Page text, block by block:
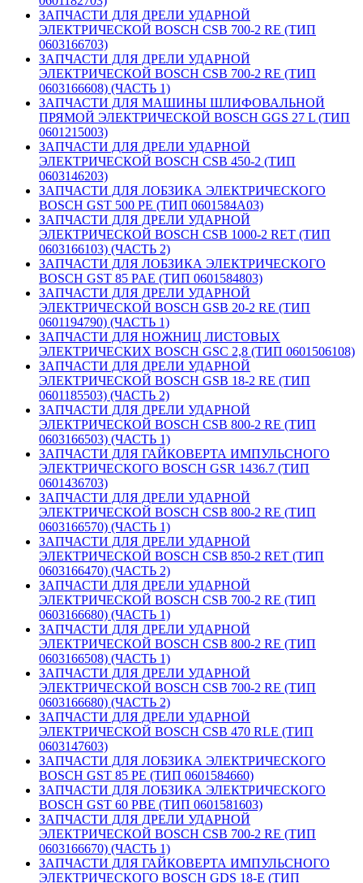
ЗАПЧАСТИ ДЛЯ ДРЕЛИ УДАРНОЙ
ЭЛЕКТРИЧЕСКОЙ BOSCH CSB 700-2 RE (ТИП
0603166703)
ЗАПЧАСТИ ДЛЯ ДРЕЛИ УДАРНОЙ
ЭЛЕКТРИЧЕСКОЙ BOSCH CSB 700-2 RE (ТИП
0603166608) (ЧАСТЬ 1)
ЗАПЧАСТИ ДЛЯ МАШИНЫ ШЛИФОВАЛЬНОЙ
ПРЯМОЙ ЭЛЕКТРИЧЕСКОЙ BOSCH GGS 27 L (ТИП
0601215003)
ЗАПЧАСТИ ДЛЯ ДРЕЛИ УДАРНОЙ
ЭЛЕКТРИЧЕСКОЙ BOSCH CSB 450-2 (ТИП
0603146203)
ЗАПЧАСТИ ДЛЯ ЛОБЗИКА ЭЛЕКТРИЧЕСКОГО
BOSCH GST 500 PE (ТИП 0601584A03)
ЗАПЧАСТИ ДЛЯ ДРЕЛИ УДАРНОЙ
ЭЛЕКТРИЧЕСКОЙ BOSCH CSB 1000-2 RET (ТИП
0603166103) (ЧАСТЬ 2)
ЗАПЧАСТИ ДЛЯ ЛОБЗИКА ЭЛЕКТРИЧЕСКОГО
BOSCH GST 85 PAE (ТИП 0601584803)
ЗАПЧАСТИ ДЛЯ ДРЕЛИ УДАРНОЙ
ЭЛЕКТРИЧЕСКОЙ BOSCH GSB 20-2 RE (ТИП
0601194790) (ЧАСТЬ 1)
ЗАПЧАСТИ ДЛЯ НОЖНИЦ ЛИСТОВЫХ
ЭЛЕКТРИЧЕСКИХ BOSCH GSC 2,8 (ТИП 0601506108)
ЗАПЧАСТИ ДЛЯ ДРЕЛИ УДАРНОЙ
ЭЛЕКТРИЧЕСКОЙ BOSCH GSB 18-2 RE (ТИП
0601185503) (ЧАСТЬ 2)
ЗАПЧАСТИ ДЛЯ ДРЕЛИ УДАРНОЙ
ЭЛЕКТРИЧЕСКОЙ BOSCH CSB 800-2 RE (ТИП
0603166503) (ЧАСТЬ 1)
ЗАПЧАСТИ ДЛЯ ГАЙКОВЕРТА ИМПУЛЬСНОГО
ЭЛЕКТРИЧЕСКОГО BOSCH GSR 1436.7 (ТИП
0601436703)
ЗАПЧАСТИ ДЛЯ ДРЕЛИ УДАРНОЙ
ЭЛЕКТРИЧЕСКОЙ BOSCH CSB 800-2 RE (ТИП
0603166570) (ЧАСТЬ 1)
ЗАПЧАСТИ ДЛЯ ДРЕЛИ УДАРНОЙ
ЭЛЕКТРИЧЕСКОЙ BOSCH CSB 850-2 RET (ТИП
0603166470) (ЧАСТЬ 2)
ЗАПЧАСТИ ДЛЯ ДРЕЛИ УДАРНОЙ
ЭЛЕКТРИЧЕСКОЙ BOSCH CSB 700-2 RE (ТИП
0603166680) (ЧАСТЬ 1)
ЗАПЧАСТИ ДЛЯ ДРЕЛИ УДАРНОЙ
ЭЛЕКТРИЧЕСКОЙ BOSCH CSB 800-2 RE (ТИП
0603166508) (ЧАСТЬ 1)
ЗАПЧАСТИ ДЛЯ ДРЕЛИ УДАРНОЙ
ЭЛЕКТРИЧЕСКОЙ BOSCH CSB 700-2 RE (ТИП
0603166680) (ЧАСТЬ 2)
ЗАПЧАСТИ ДЛЯ ДРЕЛИ УДАРНОЙ
ЭЛЕКТРИЧЕСКОЙ BOSCH CSB 470 RLE (ТИП
0603147603)
ЗАПЧАСТИ ДЛЯ ЛОБЗИКА ЭЛЕКТРИЧЕСКОГО
BOSCH GST 85 PE (ТИП 0601584660)
ЗАПЧАСТИ ДЛЯ ЛОБЗИКА ЭЛЕКТРИЧЕСКОГО
BOSCH GST 60 PBE (ТИП 0601581603)
ЗАПЧАСТИ ДЛЯ ДРЕЛИ УДАРНОЙ
ЭЛЕКТРИЧЕСКОЙ BOSCH CSB 700-2 RE (ТИП
0603166670) (ЧАСТЬ 1)
ЗАПЧАСТИ ДЛЯ ГАЙКОВЕРТА ИМПУЛЬСНОГО
ЭЛЕКТРИЧЕСКОГО BOSCH GDS 18-E (ТИП